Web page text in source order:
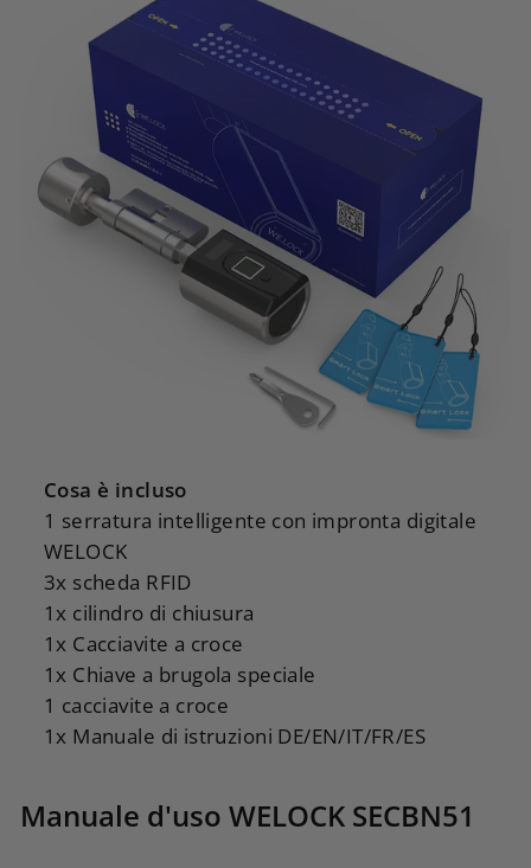
Cosa è incluso
1 serratura intelligente con impronta digitale
WELOCK
3x scheda RFID
1x cilindro di chiusura
1x Cacciavite a croce
1x Chiave a brugola speciale
1 cacciavite a croce
1x Manuale di istruzioni DE/EN/IT/FR/ES
Manuale d'uso WELOCK SECBN51